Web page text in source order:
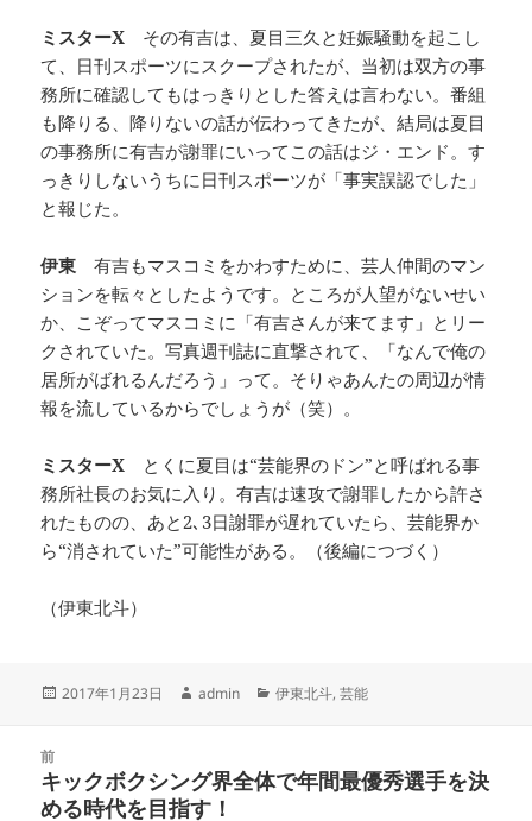
ミスターX その有吉は、夏目三久と妊娠騒動を起こし
て、日刊スポーツにスクープされたが、当初は双方の事
務所に確認してもはっきりとした答えは言わない。番組
も降りる、降りないの話が伝わってきたが、結局は夏目
の事務所に有吉が謝罪にいってこの話はジ・エンド。す
っきりしないうちに日刊スポーツが「事実誤認でした」
と報じた。
伊東 有吉もマスコミをかわすために、芸人仲間のマン
ションを転々としたようです。ところが人望がないせい
か、こぞってマスコミに「有吉さんが来てます」とリー
クされていた。写真週刊誌に直撃されて、「なんで俺の
居所がばれるんだろう」って。そりゃあんたの周辺が情
報を流しているからでしょうが（笑）。
ミスターX とくに夏目は“芸能界のドン”と呼ばれる事
務所社長のお気に入り。有吉は速攻で謝罪したから許さ
れたものの、あと2､3日謝罪が遅れていたら、芸能界か
ら“消されていた”可能性がある。（後編につづく）
（伊東北斗）
投
2017年1月23日
作
admin
カ
ー
伊東北斗,芸能
前
前
の
キックボクシング界全体で年間最優秀選手を決
める時代を目指す！